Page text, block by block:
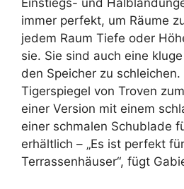
Einstiegs- und
immer perfekt, um Räume
jedem Raum Tiefe oder
sie. Sie sind auch eine
den Speicher zu schleichen.
Tigerspiegel von Troven
einer Version mit einem
einer schmalen Schublade
erhältlich – „Es ist perfekt
Terrassenhäuser“, fügt